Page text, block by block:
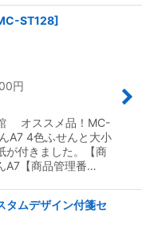
ST128]
円
オススメ品！MC-
A7 4色ふせんと大小
が付きました。【商
A7【商品管理番…
タムデザイン付箋セ